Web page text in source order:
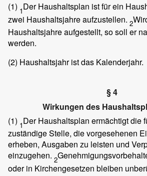
(1) 1Der Haushaltsplan ist für ein
zwei Haushaltsjahre aufzustellen. 2
Haushaltsjahre aufgestellt, so soll er
werden.
(2) Haushaltsjahr ist das Kalenderjahr.
§ 4
Wirkungen des
(1) 1Der Haushaltsplan ermächtigt die
zuständige Stelle, die vorgesehenen
erheben, Ausgaben zu leisten und
einzugehen. 2
oder in Kirchengesetzen bleiben